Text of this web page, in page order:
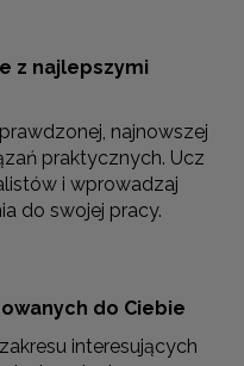
z najlepszymi
najnowszej
praktycznych. Ucz
i wprowadzaj
do swojej pracy.
do Ciebie
interesujących